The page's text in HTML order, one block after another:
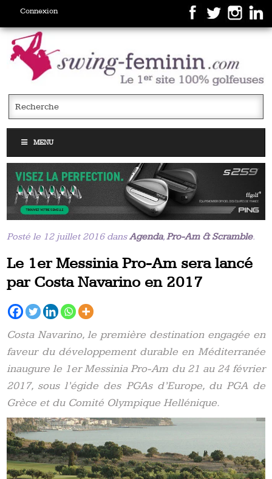
Connexion
MENU
Posté le 12 juillet 2016 dansAgenda,Pro-Am & Scramble.
Le 1er Messinia Pro-Am sera lancé
par Costa Navarino en 2017
Costa Navarino, le première destination engagée en
faveur du développement durable en Méditerranée
inaugure le 1er Messinia Pro-Am du 21 au 24 février
2017, sous l’égide des PGAs d’Europe, du PGA de
Grèce et du Comité Olympique Hellénique.